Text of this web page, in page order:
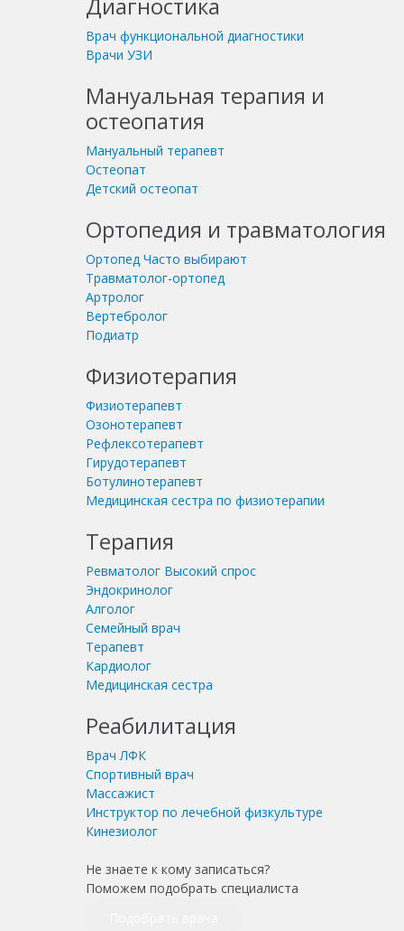
Диагностика
Врач функциональной диагностики
Врачи УЗИ
Мануальная терапия и
остеопатия
Мануальный терапевт
Остеопат
Детский остеопат
Ортопедия и травматология
Ортопед Часто выбирают
Травматолог-ортопед
Артролог
Вертебролог
Подиатр
Физиотерапия
Физиотерапевт
Озонотерапевт
Рефлексотерапевт
Гирудотерапевт
Ботулинотерапевт
Медицинская сестра по физиотерапии
Терапия
Ревматолог Высокий спрос
Эндокринолог
Алголог
Семейный врач
Терапевт
Кардиолог
Медицинская сестра
Реабилитация
Врач ЛФК
Спортивный врач
Массажист
Инструктор по лечебной физкультуре
Кинезиолог
Не знаете к кому записаться?
Поможем подобрать специалиста